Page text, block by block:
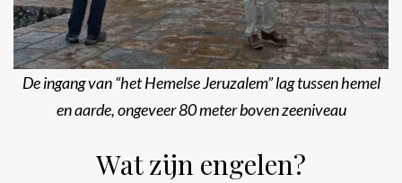
De ingang van “het Hemelse Jeruzalem” lag tussen hemel
en aarde, ongeveer 80 meter boven zeeniveau
Wat zijn engelen?